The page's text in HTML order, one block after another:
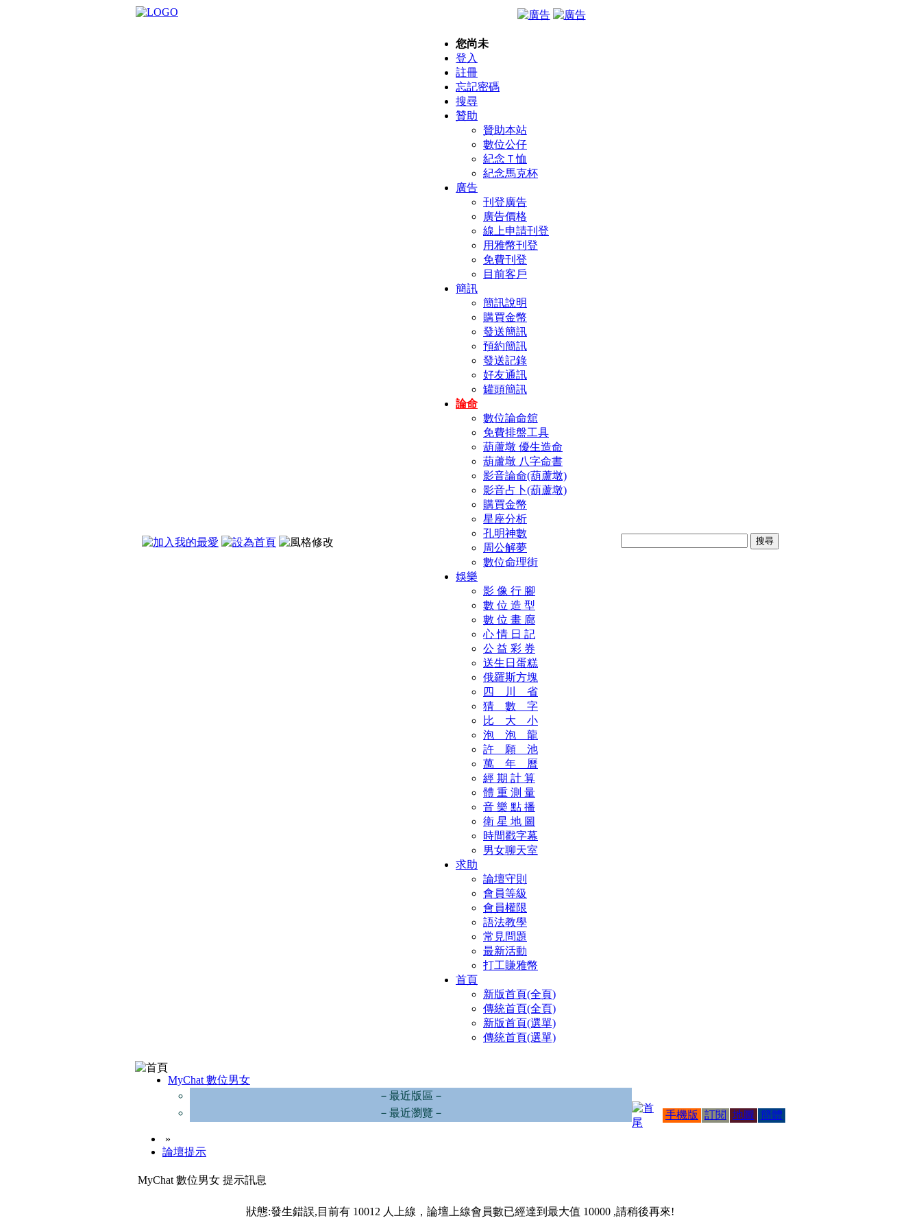
您尚未
登入
註冊
忘記密碼
搜尋
贊助
贊助本站
數位公仔
紀念Ｔ恤
紀念馬克杯
廣告
刊登廣告
廣告價格
線上申請刊登
用雅幣刊登
免費刊登
目前客戶
簡訊
簡訊說明
購買金幣
發送簡訊
預約簡訊
發送記錄
好友通訊
罐頭簡訊
論命
數位論命舘
免費排盤工具
葫蘆墩 優生造命
葫蘆墩 八字命書
影音論命(葫蘆墩)
影音占卜(葫蘆墩)
購買金幣
星座分析
孔明神數
周公解夢
數位命理街
娛樂
影 像 行 腳
數 位 造 型
數 位 畫 廊
心 情 日 記
公 益 彩 券
送生日蛋糕
俄羅斯方塊
四 川 省
猜 數 字
比 大 小
泡 泡 龍
許 願 池
萬 年 曆
經 期 計 算
體 重 測 量
音 樂 點 播
衛 星 地 圖
時間戳字幕
男女聊天室
求助
論壇守則
會員等級
會員權限
語法教學
常見問題
最新活動
打工賺雅幣
首頁
新版首頁(全頁)
傳統首頁(全頁)
新版首頁(選單)
傳統首頁(選單)
MyChat 數位男女
－最近版區－
－最近瀏覽－
»
論壇提示
手機版 訂閱 地圖 簡體
MyChat 數位男女 提示訊息
狀態:發生錯誤,目前有 10012 人上線，論壇上線會員數已經達到最大值 10000 ,請稍後再來!